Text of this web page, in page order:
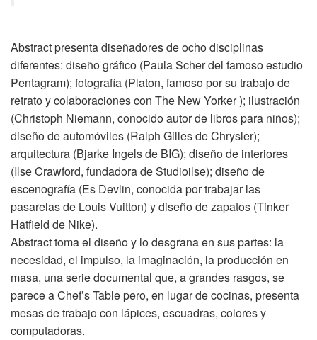
Abstract presenta diseñadores de ocho disciplinas
diferentes: diseño gráfico (Paula Scher del famoso estudio
Pentagram); fotografía (Platon, famoso por su trabajo de
retrato y colaboraciones con The New Yorker ); ilustración
(Christoph Niemann, conocido autor de libros para niños);
diseño de automóviles (Ralph Gilles de Chrysler);
arquitectura (Bjarke Ingels de BIG); diseño de interiores
(Ilse Crawford, fundadora de Studioilse); diseño de
escenografía (Es Devlin, conocida por trabajar las
pasarelas de Louis Vuitton) y diseño de zapatos (Tinker
Hatfield de Nike).
Abstract toma el diseño y lo desgrana en sus partes: la
necesidad, el impulso, la imaginación, la producción en
masa, una serie documental que, a grandes rasgos, se
parece a Chef’s Table pero, en lugar de cocinas, presenta
mesas de trabajo con lápices, escuadras, colores y
computadoras.